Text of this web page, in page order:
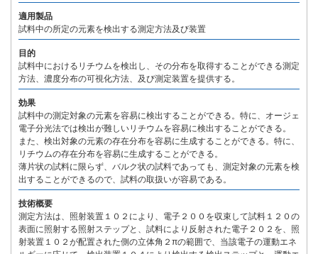
適用製品
試料中の所定の元素を検出する測定方法及び装置
目的
試料中におけるリチウムを検出し、その分布を取得することができる測定
方法、濃度分布の可視化方法、及び測定装置を提供する。
効果
試料中の測定対象の元素を容易に検出することができる。特に、オージェ
電子分光法では検出が難しいリチウムを容易に検出することができる。
また、検出対象の元素の存在分布を容易に生成することができる。特に、
リチウムの存在分布を容易に生成することができる。
薄片状の試料に限らず、バルク状の試料であっても、測定対象の元素を検
出することができるので、試料の取扱いが容易である。
技術概要
測定方法は、照射装置１０２により、電子２００を収束して試料１２０の
表面に照射する照射ステップと、試料により反射された電子２０２を、照
射装置１０２が配置された側の立体角２πの範囲で、当該電子の運動エネ